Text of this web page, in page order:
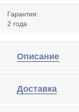
Гарантия:
2 года
Описание
Доставка